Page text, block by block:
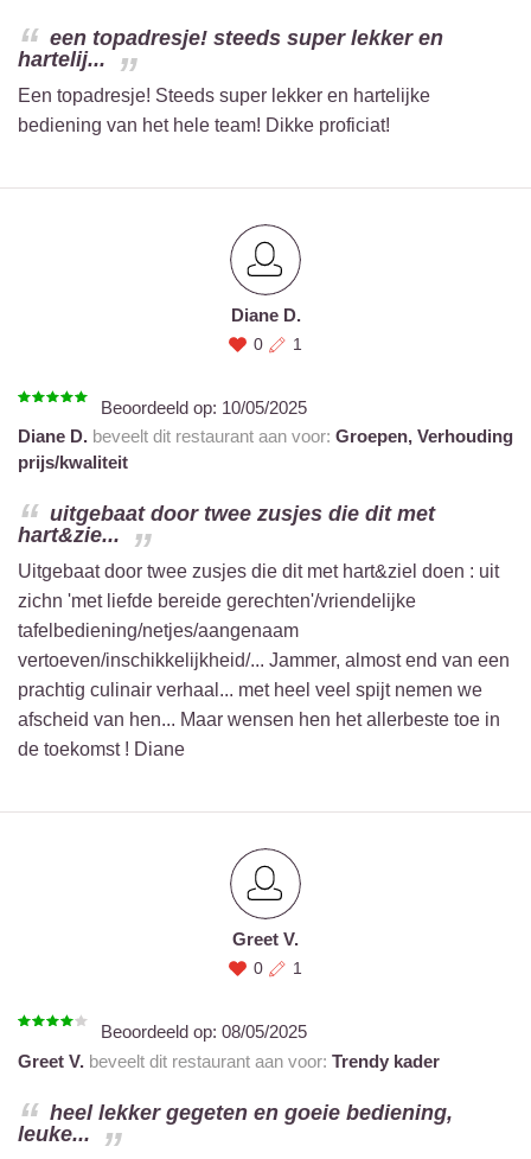
een topadresje! steeds super lekker en
hartelij...
Een topadresje! Steeds super lekker en hartelijke
bediening van het hele team! Dikke proficiat!
Diane D.
0 1
Beoordeeld op: 10/05/2025
Diane D. beveelt dit restaurant aan voor: Groepen, Verhouding
prijs/kwaliteit
uitgebaat door twee zusjes die dit met
hart&zie...
Uitgebaat door twee zusjes die dit met hart&ziel doen : uit
zichn 'met liefde bereide gerechten'/vriendelijke
tafelbediening/netjes/aangenaam
vertoeven/inschikkelijkheid/... Jammer, almost end van een
prachtig culinair verhaal... met heel veel spijt nemen we
afscheid van hen... Maar wensen hen het allerbeste toe in
de toekomst ! Diane
Greet V.
0 1
Beoordeeld op: 08/05/2025
Greet V. beveelt dit restaurant aan voor: Trendy kader
heel lekker gegeten en goeie bediening,
leuke...